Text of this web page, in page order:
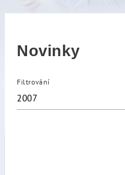
Novinky
Filtrování
2007